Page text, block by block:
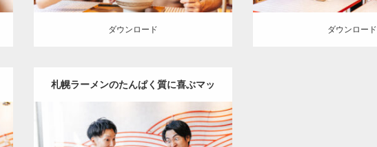
ダウンロード ダウンロード
札幌ラーメンのたんぱく質に喜ぶマッ
Update:
2025.07.21
Category:ココノススキノのマッチョ オ